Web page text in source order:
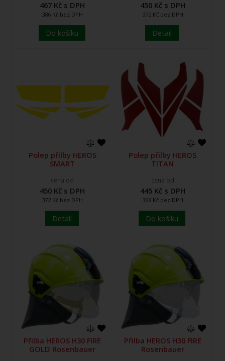
467 Kč s DPH
386 Kč bez DPH
Do košíku
450 Kč s DPH
372 Kč bez DPH
Detail
Polep přilby HEROS
SMART
cena od
450 Kč s DPH
372 Kč bez DPH
Detail
Polep přilby HEROS
TITAN
cena od
445 Kč s DPH
368 Kč bez DPH
Do košíku
Přilba HEROS H30 FIRE
GOLD Rosenbauer
Přilba HEROS H30 FIRE
Rosenbauer